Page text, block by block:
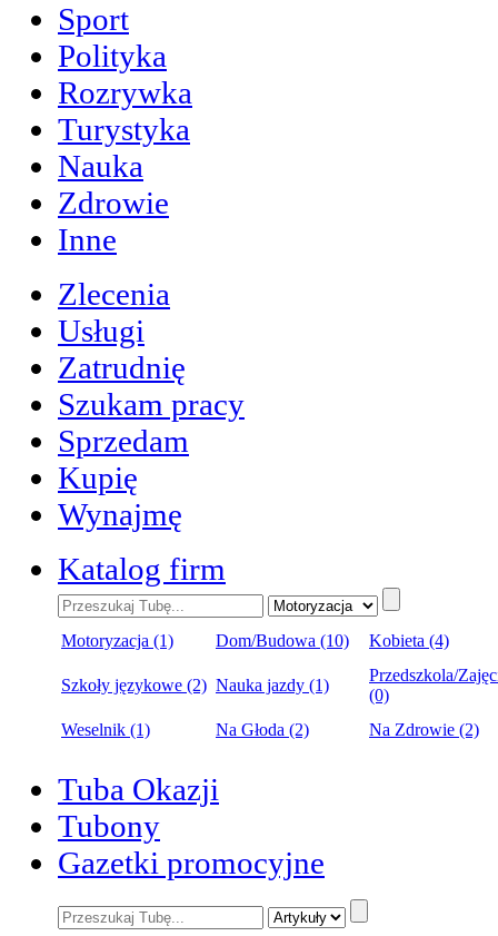
Sport
Polityka
Rozrywka
Turystyka
Nauka
Zdrowie
Inne
Zlecenia
Usługi
Zatrudnię
Szukam pracy
Sprzedam
Kupię
Wynajmę
Katalog firm
Motoryzacja (1) Dom/Budowa (10) Kobieta (4)
Szkoły językowe (2) Nauka jazdy (1)
Przedszkola/
(0)
Weselnik (1)
Na Głoda (2) Na Zdrowie (2)
Tuba Okazji
Tubony
Gazetki promocyjne